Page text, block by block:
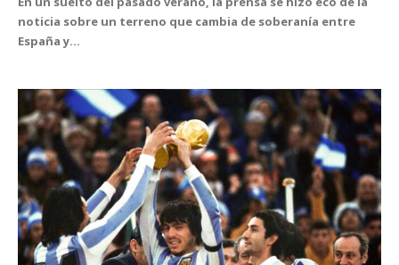
noticia sobre un terreno que cambia de soberanía entre
España y...